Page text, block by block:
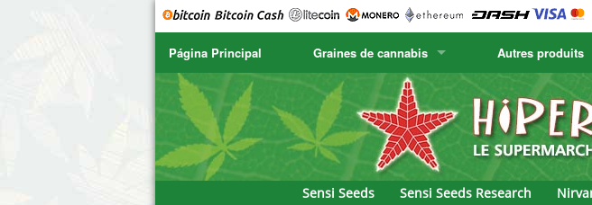
Página Principal Graines de cannabis
SENSI SEEDS
SENSI SEEDS RESEARCH
NIRVANA
CBD Crew
Chronic & Caviar
Delicious Seeds
Humboldt
Humboldt
Hyp3rids
Autres produits
Graines de cactus
Plantes Canaries
Sensi Seeds
Sensi Seeds Research